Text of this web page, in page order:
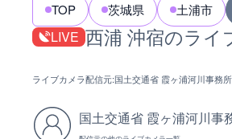
TOP 茨城県 土浦市
LIVE 西浦 沖宿のライ
ライブカメラ配信元:国土交通省 霞ヶ浦河川事務所
国土交通省 霞ヶ浦河川事